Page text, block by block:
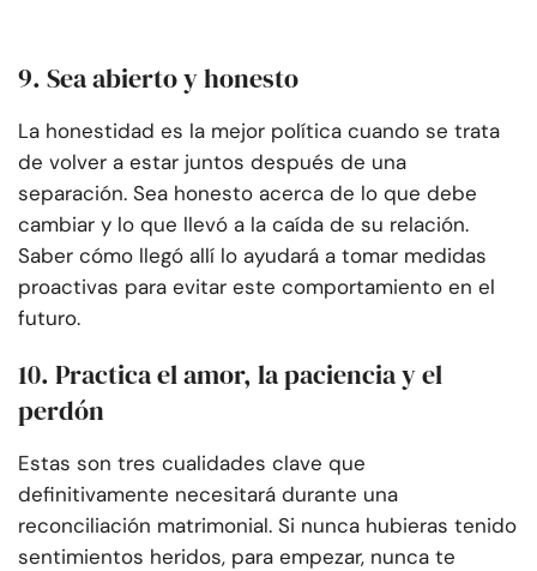
9. Sea abierto y honesto
La honestidad es la mejor política cuando se trata
de volver a estar juntos después de una
separación. Sea honesto acerca de lo que debe
cambiar y lo que llevó a la caída de su relación.
Saber cómo llegó allí lo ayudará a tomar medidas
proactivas para evitar este comportamiento en el
futuro.
10. Practica el amor, la paciencia y el
perdón
Estas son tres cualidades clave que
definitivamente necesitará durante una
reconciliación matrimonial. Si nunca hubieras tenido
sentimientos heridos, para empezar, nunca te